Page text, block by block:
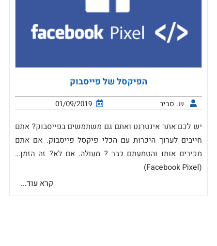
הפיקסל של פייסבוק
ש. סביר 01/09/2019
יש לכם אתר אינטרנט ואתם גם משתמשים בפייסבוק? אתם
חייבים לערוך היכרות עם הכלי פיקסל פייסבוק. אם אתם
מכירים אותו והטמעתם כבר ? מעולה. אם לא? זה הזמן…
(Facebook Pixel)
קרא עוד...